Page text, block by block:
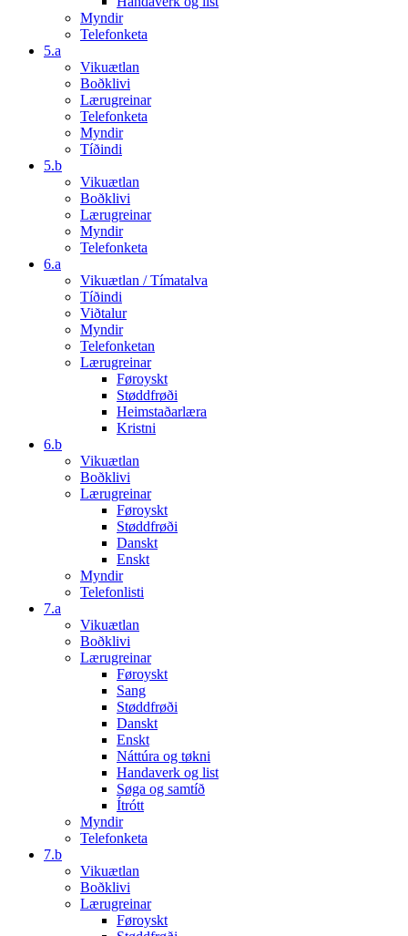
Myndir
Telefonketa
5.a
Vikuætlan
Boðklivi
Lærugreinar
Telefonketa
Myndir
Tíðindi
5.b
Vikuætlan
Boðklivi
Lærugreinar
Myndir
Telefonketa
6.a
Vikuætlan / Tímatalva
Tíðindi
Viðtalur
Myndir
Telefonketan
Lærugreinar
Føroyskt
Støddfrøði
Heimstaðarlæra
Kristni
6.b
Vikuætlan
Boðklivi
Lærugreinar
Føroyskt
Støddfrøði
Danskt
Enskt
Myndir
Telefonlisti
7.a
Vikuætlan
Boðklivi
Lærugreinar
Føroyskt
Sang
Støddfrøði
Danskt
Enskt
Náttúra og tøkni
Handaverk og list
Søga og samtíð
Ítrótt
Myndir
Telefonketa
7.b
Vikuætlan
Boðklivi
Lærugreinar
Føroyskt